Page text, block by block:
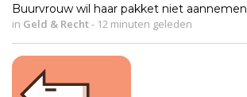
Buurvrouw wil haar pakket niet aannemen
in Geld & Recht- 12 minuten geleden